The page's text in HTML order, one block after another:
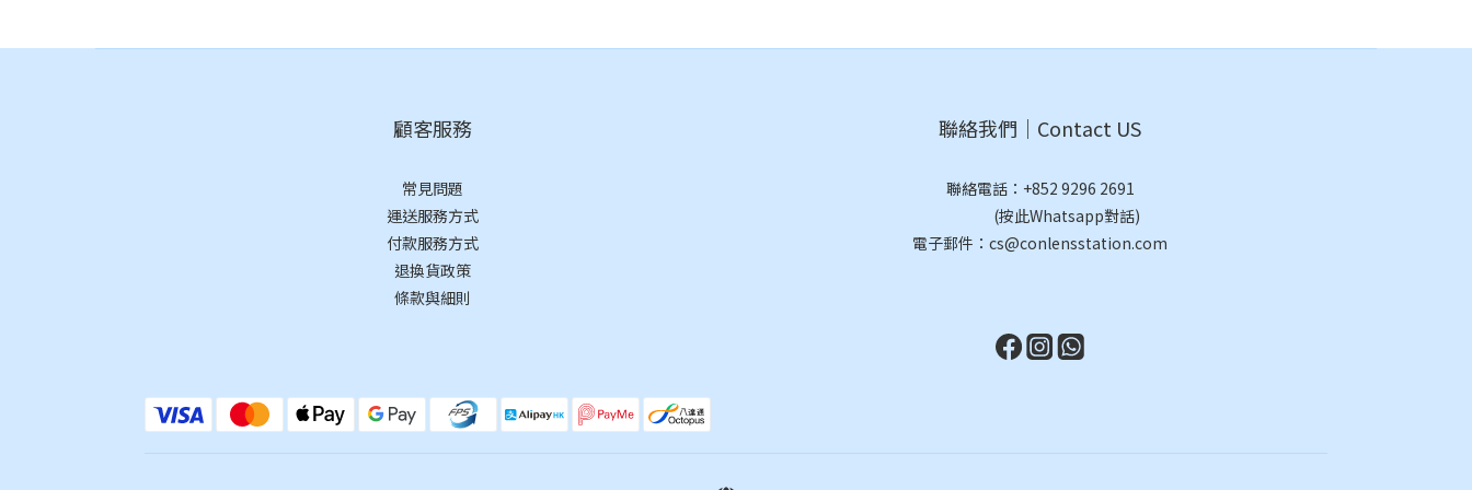
顧客服務
常見問題
運送服務方式
付款服務方式
退換貨政策
條款與細則
聯絡我們｜Contact US
聯絡電話： +852 9296 2691
(按此Whatsapp對話)
電子郵件：cs@conlensstation.com